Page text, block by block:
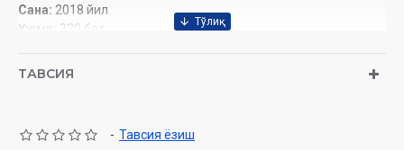
Сана: 2018‎ йил
Ҳажми:
320 бет‎
ISBN:978-9943-5131-8-1
ТАВСИЯ
- Тавсия ёзиш